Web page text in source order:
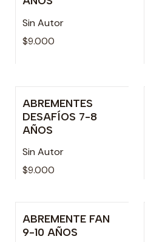
Sin Autor
$9.000
Agotado
ABREMENTES
DESAFÍOS 7-8
AÑOS
Sin Autor
$9.000
ABREMENTE FAN
9-10 AÑOS